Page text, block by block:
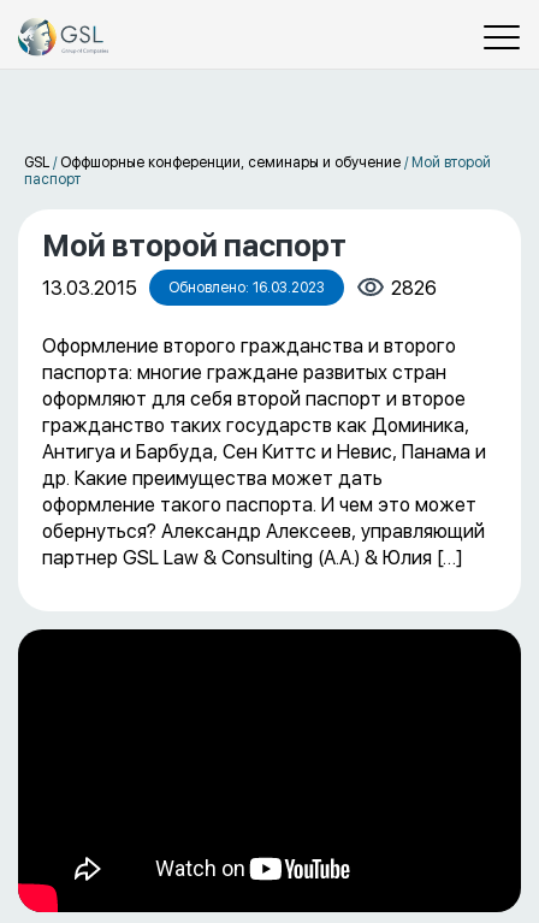
GSL / Оффшорные конференции, семинары и обучение / Мой второй
паспорт
Мой второй паспорт
13.03.2015 Обновлено: 16.03.2023 2826
Оформление второго гражданства и второго
паспорта: многие граждане развитых стран
оформляют для себя второй паспорт и второе
гражданство таких государств как Доминика,
Антигуа и Барбуда, Сен Киттс и Невис, Панама и
др. Какие преимущества может дать
оформление такого паспорта. И чем это может
обернуться? Александр Алексеев, управляющий
партнер GSL Law & Consulting (А.А.) & Юлия […]